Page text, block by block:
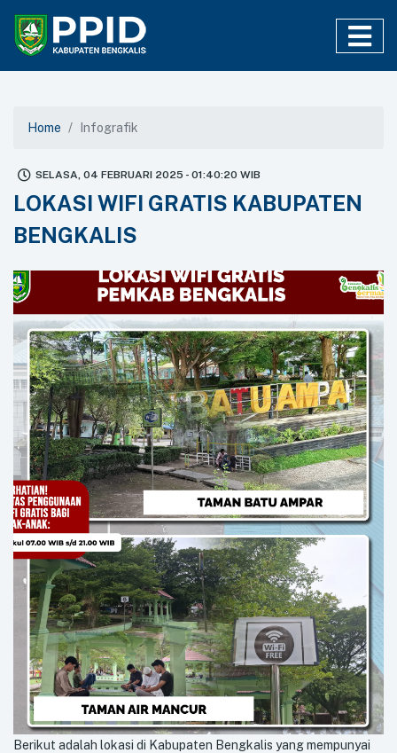
Home Infografik
SELASA, 04 FEBRUARI 2025 - 01:40:20 WIB
LOKASI WIFI GRATIS KABUPATEN
BENGKALIS
Berikut adalah lokasi di Kabupaten Bengkalis yang mempunyai